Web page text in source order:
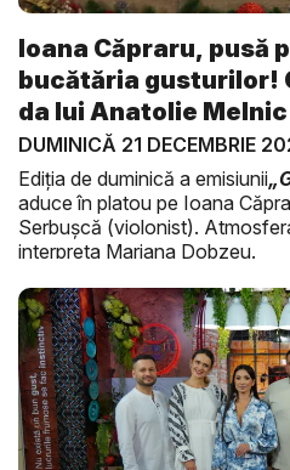
Ioana Căpraru, pusă
bucătăria gusturilor!
da lui Anatolie
DUMINICĂ 21 DECEMBRIE
Ediția de duminică a emisiunii
aduce în platou pe Ioana
Serbușcă (violonist).
interpreta Mariana Dobzeu.